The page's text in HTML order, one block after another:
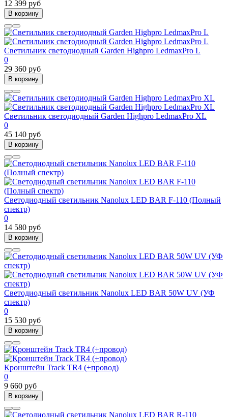
12 399 руб
В корзину
Светильник светодиодный Garden Highpro LedmaxPro L
0
29 360 руб
В корзину
Светильник светодиодный Garden Highpro LedmaxPro XL
0
45 140 руб
В корзину
Светодиодный светильник Nanolux LED BAR F-110 (Полный
спектр)
0
14 580 руб
В корзину
Светодиодный светильник Nanolux LED BAR 50W UV (УФ
спектр)
0
15 530 руб
В корзину
Кронштейн Track TR4 (+провод)
0
9 660 руб
В корзину